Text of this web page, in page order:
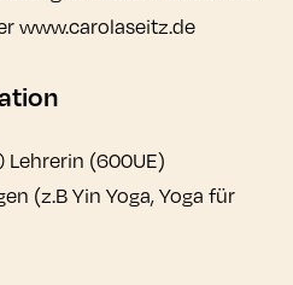
www.carolaseitz.de
(600UE)
(z.B Yin Yoga, Yoga für